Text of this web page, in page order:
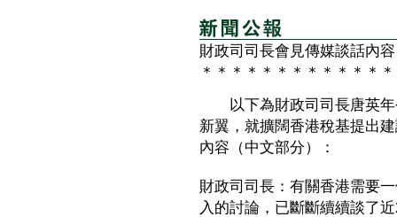
財政司司長會見傳媒談話內
＊＊＊＊＊＊＊＊＊＊＊＊
以下為財政司司長唐英年
新翼，就擴闊香港稅基提出
內容（中文部分）：
財政司司長：有關香港需要
入的討論，已斷斷續續談了